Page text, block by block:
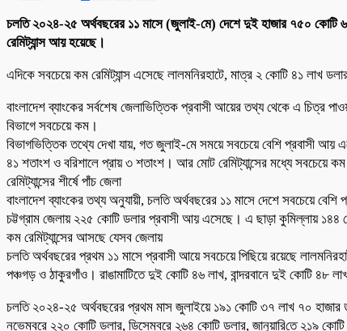
চলতি ২০২৪-২৫ অর্থবছরের ১১ মাসে (জুলাই-মে) দেশে দুই হাজার ৭৫০ কোটি
রেমিট্যান্স আয় হয়েছে।
এদিকে সবচেয়ে কম রেমিট্যান্স এসেছে লালমনিরহাটে, মাত্র ২ কোটি ৪১ লাখ
বাংলাদেশ ব্যাংকের সর্বশেষ জেলাভিত্তিক প্রবাসী আয়ের তথ্য থেকে এ চিত্র
বিভাগে সবচেয়ে কম।
বিভাগভিত্তিক তথ্যে দেখা যায়, গত জুলাই-মে সময়ে সবচেয়ে বেশি প্রবাসী আয়
৪১ শতাংশ ও বরিশালে প্রায় ৩ শতাংশ। আর মোট রেমিট্যান্সের মধ্যে
রেমিট্যান্সের শীর্ষে পাঁচ জেলা
বাংলাদেশ ব্যাংকের তথ্য অনুযায়ী, চলতি অর্থবছরের ১১ মাসে দেশে সবচেয়ে
চট্টগ্রাম জেলায় ২২৫ কোটি ডলার প্রবাসী আয় এসেছে। এ ছাড়া কুমিল্লায়
কম রেমিট্যান্সের আসছে যেসব জেলায়
চলতি অর্থবছরের প্রথম ১১ মাসে প্রবাসী আয়ে সবচেয়ে পিছিয়ে রয়েছে
পঞ্চগড় ও ঠাকুরগাঁও। রাঙামাটিতে দুই কোটি ৪৬ লাখ, বান্দরবানে দুই কোটি
চলতি ২০২৪-২৫ অর্থবছরের প্রথম মাস জুলাইয়ে ১৯১ কোটি ৩৭ লাখ ৭০ হাজার
নভেম্বরে ২২০ কোটি ডলার, ডিসেম্বরে ২৬৪ কোটি ডলার, জানুয়া‌রি‌তে ২১৯ কোটি